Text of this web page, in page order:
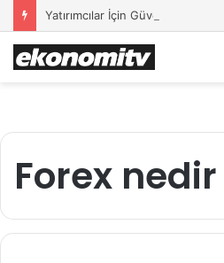
Yatırımcılar İçin Güvenli Liman:
Forex nedir